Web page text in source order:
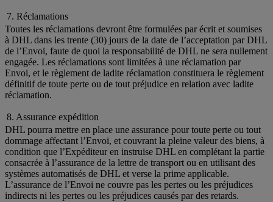
7. Réclamations
Toutes les réclamations devront être formulées par écrit et soumises
à DHL dans les trente (30) jours de la date de l’acceptation par DHL
de l’Envoi, faute de quoi la responsabilité de DHL ne sera nullement
engagée. Les réclamations sont limitées à une réclamation par
Envoi, et le règlement de ladite réclamation constituera le règlement
définitif de toute perte ou de tout préjudice en relation avec ladite
réclamation.
8. Assurance expédition
DHL pourra mettre en place une assurance pour toute perte ou tout
dommage affectant l’Envoi, et couvrant la pleine valeur des biens, à
condition que l’Expéditeur en instruise DHL en complétant la partie
consacrée à l’assurance de la lettre de transport ou en utilisant des
systèmes automatisés de DHL et verse la prime applicable.
L’assurance de l’Envoi ne couvre pas les pertes ou les préjudices
indirects ni les pertes ou les préjudices causés par des retards.